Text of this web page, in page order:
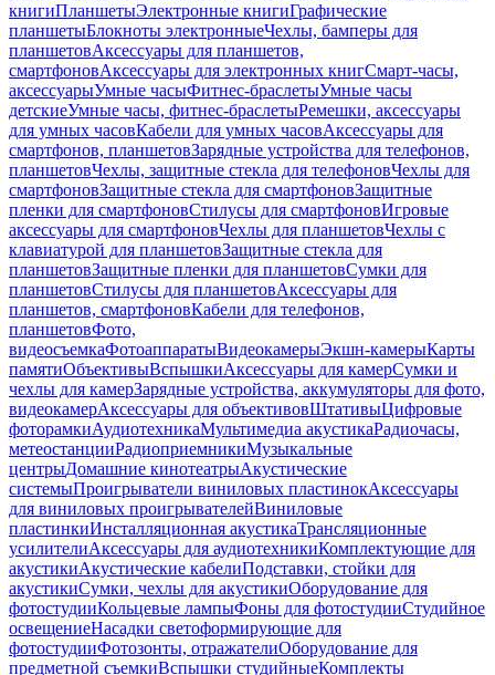
книгиПланшетыЭлектронные книгиГрафические
планшетыБлокноты электронныеЧехлы, бамперы для
планшетовАксессуары для планшетов,
смартфоновАксессуары для электронных книгСмарт-часы,
аксессуарыУмные часыФитнес-браслетыУмные часы
детскиеУмные часы, фитнес-браслетыРемешки, аксессуары
для умных часовКабели для умных часовАксессуары для
смартфонов, планшетовЗарядные устройства для телефонов,
планшетовЧехлы, защитные стекла для телефоновЧехлы для
смартфоновЗащитные стекла для смартфоновЗащитные
пленки для смартфоновСтилусы для смартфоновИгровые
аксессуары для смартфоновЧехлы для планшетовЧехлы с
клавиатурой для планшетовЗащитные стекла для
планшетовЗащитные пленки для планшетовСумки для
планшетовСтилусы для планшетовАксессуары для
планшетов, смартфоновКабели для телефонов,
планшетовФото,
видеосъемкаФотоаппаратыВидеокамерыЭкшн-камерыКарты
памятиОбъективыВспышкиАксессуары для камерСумки и
чехлы для камерЗарядные устройства, аккумуляторы для фото,
видеокамерАксессуары для объективовШтативыЦифровые
фоторамкиАудиотехникаМультимедиа акустикаРадиочасы,
метеостанцииРадиоприемникиМузыкальные
центрыДомашние кинотеатрыАкустические
системыПроигрыватели виниловых пластинокАксессуары
для виниловых проигрывателейВиниловые
пластинкиИнсталляционная акустикаТрансляционные
усилителиАксессуары для аудиотехникиКомплектующие для
акустикиАкустические кабелиПодставки, стойки для
акустикиСумки, чехлы для акустикиОборудование для
фотостудииКольцевые лампыФоны для фотостудииСтудийное
освещениеНасадки светоформирующие для
фотостудииФотозонты, отражателиОборудование для
предметной съемкиВспышки студийныеКомплекты